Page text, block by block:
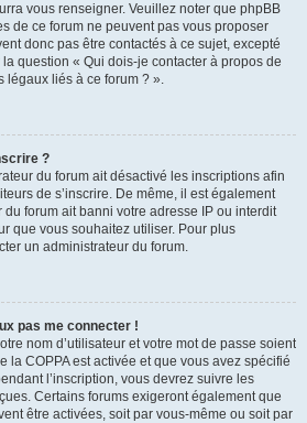
vous renseigner. Veuillez noter que phpBB
de ce forum ne peuvent pas vous proposer
donc pas être contactés à ce sujet, excepté
la question « Qui dois-je contacter à propos de
légaux liés à ce forum ? ».
?
du forum ait désactivé les inscriptions afin
de s’inscrire. De même, il est également
du forum ait banni votre adresse IP ou interdit
que vous souhaitez utiliser. Pour plus
un administrateur du forum.
pas me connecter !
nom d’utilisateur et votre mot de passe soient
la COPPA est activée et que vous avez spécifié
l’inscription, vous devrez suivre les
Certains forums exigeront également que
être activées, soit par vous-même ou soit par